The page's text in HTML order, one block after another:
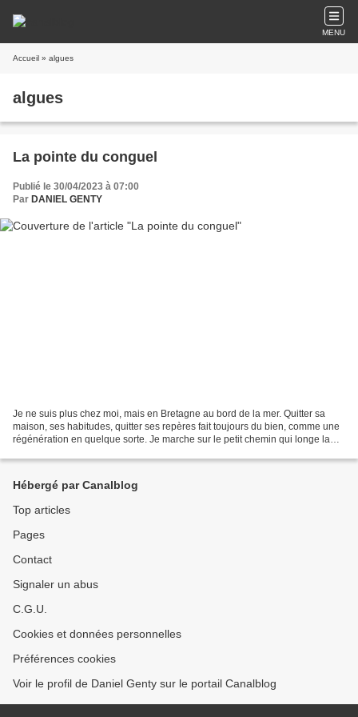
MENU
Accueil » algues
algues
La pointe du conguel
Publié le 30/04/2023 à 07:00
Par DANIEL GENTY
Je ne suis plus chez moi, mais en Bretagne au bord de la mer. Quitter sa
maison, ses habitudes, quitter ses repères fait toujours du bien, comme une
régénération en quelque sorte. Je marche sur le petit chemin qui longe la
Hébergé par Canalblog
Top articles
Pages
Contact
Signaler un abus
C.G.U.
Cookies et données personnelles
Préférences cookies
Voir le profil de Daniel Genty sur le portail Canalblog